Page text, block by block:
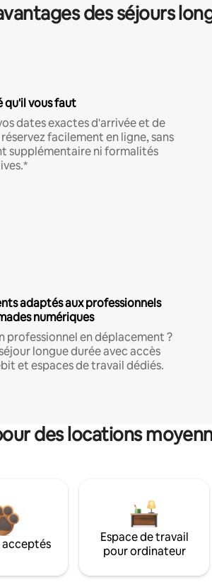
des séjours
qu'il vous faut
dates exactes d'arrivée et de
facilement en ligne, sans
supplémentaire ni formalités
adaptés aux professionnels
numériques
professionnel en déplacement ?
longue durée avec accès
et espaces de travail dédiés.
des locations
acceptés
Espace de travail
pour ordinateur